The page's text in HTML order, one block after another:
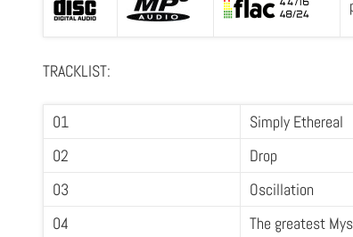
TRACKLIST:
01 Simply Ethereal
02
Drop
03
Oscillation
04
The greatest